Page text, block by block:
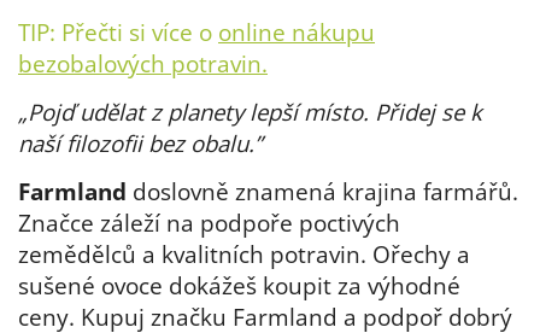
TIP: Přečti si více o online nákupu
bezobalových potravin.
„Pojď udělat z planety lepší místo. Přidej se k
naší filozofii bez obalu.”
Farmland doslovně znamená krajina farmářů.
Značce záleží na podpoře poctivých
zemědělců a kvalitních potravin. Ořechy a
sušené ovoce dokážeš koupit za výhodné
ceny. Kupuj značku Farmland a podpoř dobrý